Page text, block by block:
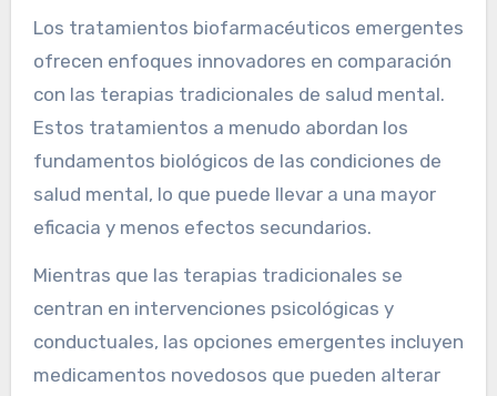
Los tratamientos biofarmacéuticos emergentes
ofrecen enfoques innovadores en comparación
con las terapias tradicionales de salud mental.
Estos tratamientos a menudo abordan los
fundamentos biológicos de las condiciones de
salud mental, lo que puede llevar a una mayor
eficacia y menos efectos secundarios.
Mientras que las terapias tradicionales se
centran en intervenciones psicológicas y
conductuales, las opciones emergentes incluyen
medicamentos novedosos que pueden alterar